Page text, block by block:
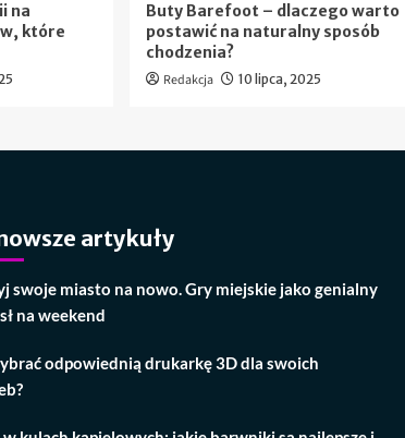
na
które
Buty Barefoot – dlaczego warto
postawić na naturalny sposób
chodzenia?
Redakcja 10 lipca, 2025
artykuły
swoje miasto na nowo. Gry miejskie jako genialny
na weekend
odpowiednią drukarkę 3D dla swoich